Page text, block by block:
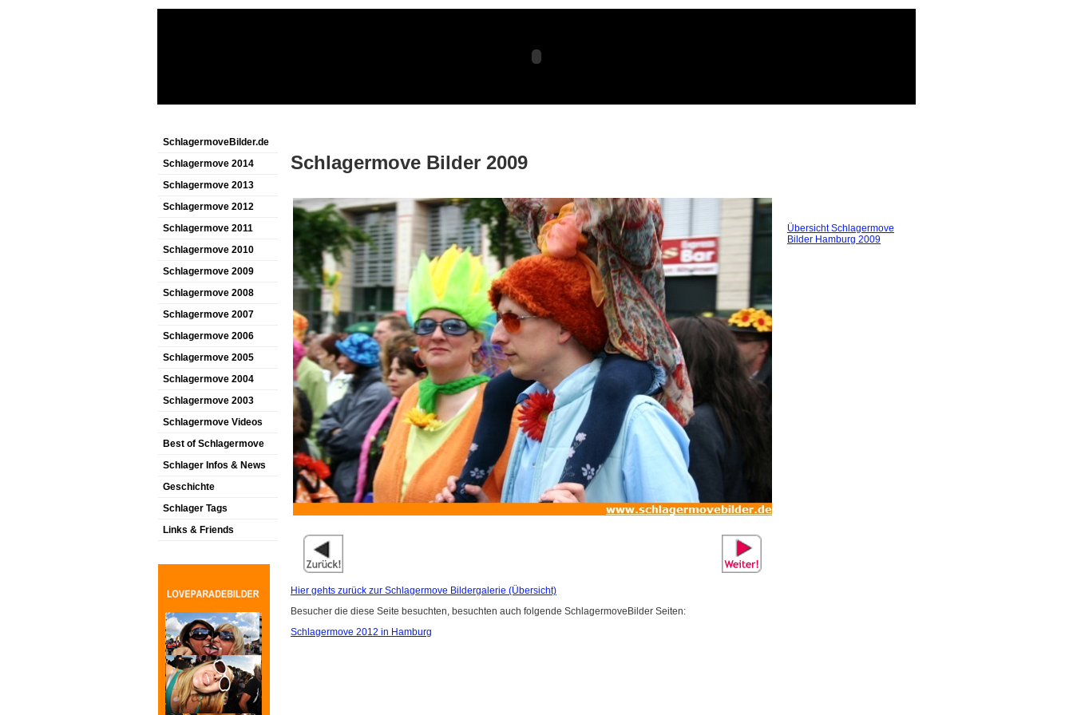
SchlagermoveBilder.de
Schlagermove 2014
Schlagermove 2013
Schlagermove 2012
Schlagermove 2011
Schlagermove 2010
Schlagermove 2009
Schlagermove 2008
Schlagermove 2007
Schlagermove 2006
Schlagermove 2005
Schlagermove 2004
Schlagermove 2003
Schlagermove Videos
Best of Schlagermove
Schlager Infos & News
Geschichte
Schlager Tags
Links & Friends
Schlagermove Bilder 2009
Hier gehts zurück zur Schlagermove Bildergalerie (Übersicht)
Besucher die diese Seite besuchten, besuchten auch folgende SchlagermoveBilder Seiten:
Schlagermove 2012 in Hamburg
Übersicht Schlagermove
Bilder Hamburg 2009